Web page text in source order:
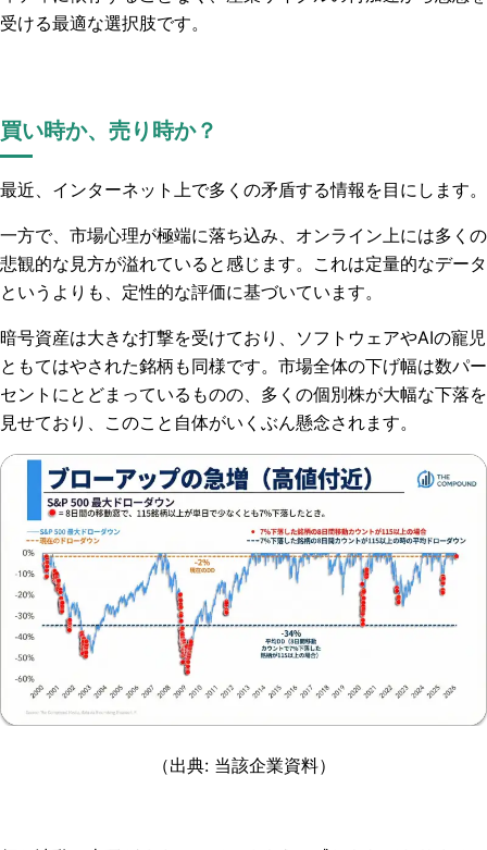
受ける最適な選択肢です。
買い時か、売り時か？
最近、インターネット上で多くの矛盾する情報を目にします。
一方で、市場心理が極端に落ち込み、オンライン上には多くの
悲観的な見方が溢れていると感じます。これは定量的なデータ
というよりも、定性的な評価に基づいています。
暗号資産は大きな打撃を受けており、ソフトウェアやAIの寵児
ともてはやされた銘柄も同様です。市場全体の下げ幅は数パー
セントにとどまっているものの、多くの個別株が大幅な下落を
見せており、このこと自体がいくぶん懸念されます。
（出典: 当該企業資料）